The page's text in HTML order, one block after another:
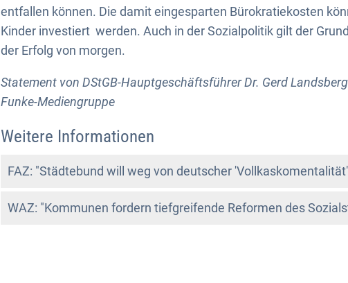
entfallen können. Die damit eingesparten Bürokratiekosten
Kinder investiert werden. Auch in der Sozialpolitik gilt der
der Erfolg von morgen.
Statement von DStGB-Hauptgeschäftsführer Dr. Gerd
Funke-Mediengruppe
Weitere Informationen
FAZ: "Städtebund will weg von deutscher
WAZ: "Kommunen fordern tiefgreifende Reformen des